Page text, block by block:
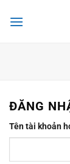
qua
ĐĂNG
Tên tài khoản